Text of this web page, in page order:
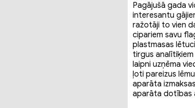
Pagājušā gada
interesantu
ražotāji to vien
cipariem savu
plastmasas
tirgus
laipni uzņēma
ļoti pareizus
aparāta
aparāta dotības